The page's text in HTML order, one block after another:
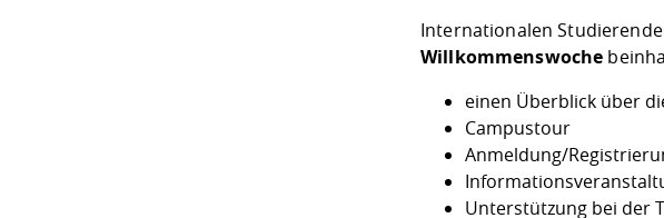
Internationalen
Willkommenswoche
einen Überblick über
Campustour
Anmeldung/
Unterstützung bei der